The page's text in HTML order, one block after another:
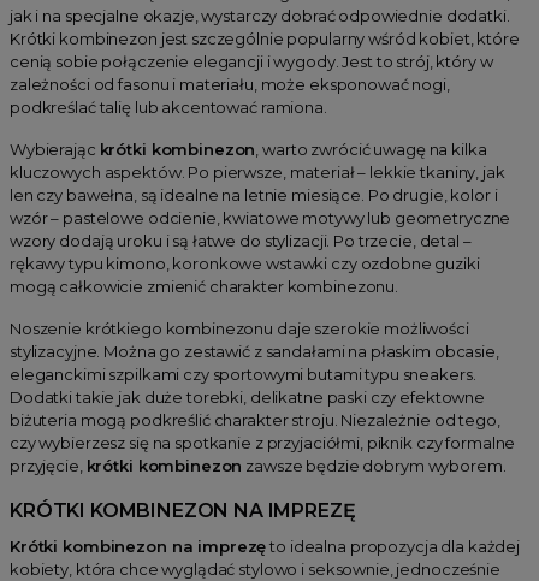
jak i na specjalne okazje, wystarczy dobrać odpowiednie dodatki.
Krótki kombinezon jest szczególnie popularny wśród kobiet, które
cenią sobie połączenie elegancji i wygody. Jest to strój, który w
zależności od fasonu i materiału, może eksponować nogi,
podkreślać talię lub akcentować ramiona.
Wybierając krótki kombinezon, warto zwrócić uwagę na kilka
kluczowych aspektów. Po pierwsze, materiał – lekkie tkaniny, jak
len czy bawełna, są idealne na letnie miesiące. Po drugie, kolor i
wzór – pastelowe odcienie, kwiatowe motywy lub geometryczne
wzory dodają uroku i są łatwe do stylizacji. Po trzecie, detal –
rękawy typu kimono, koronkowe wstawki czy ozdobne guziki
mogą całkowicie zmienić charakter kombinezonu.
Noszenie krótkiego kombinezonu daje szerokie możliwości
stylizacyjne. Można go zestawić z sandałami na płaskim obcasie,
eleganckimi szpilkami czy sportowymi butami typu sneakers.
Dodatki takie jak duże torebki, delikatne paski czy efektowne
biżuteria mogą podkreślić charakter stroju. Niezależnie od tego,
czy wybierzesz się na spotkanie z przyjaciółmi, piknik czy formalne
przyjęcie, krótki kombinezon zawsze będzie dobrym wyborem.
KRÓTKI KOMBINEZON NA IMPREZĘ
Krótki kombinezon na imprezęto idealna propozycja dla każdej
kobiety, która chce wyglądać stylowo i seksownie, jednocześnie